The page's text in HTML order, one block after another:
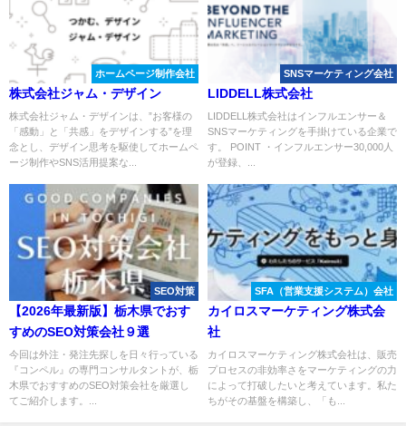
ホームページ制作会社
株式会社ジャム・デザイン
株式会社ジャム・デザインは、”お客様の
「感動」と「共感」をデザインする”を理
念とし、デザイン思考を駆使してホームペ
ージ制作やSNS活用提案な...
SNSマーケティング会社
LIDDELL株式会社
LIDDELL株式会社はインフルエンサー＆
SNSマーケティングを手掛けている企業で
す。 POINT ・インフルエンサー30,000人
が登録、...
SEO対策
【2026年最新版】栃木県でおす
すめのSEO対策会社９選
今回は外注・発注先探しを日々行っている
『コンペル』の専門コンサルタントが、栃
木県でおすすめのSEO対策会社を厳選し
てご紹介します。...
SFA（営業支援システム）会社
カイロスマーケティング株式会
社
カイロスマーケティング株式会社は、販売
プロセスの非効率さをマーケティングの⼒
によって打破したいと考えています。私た
ちがその基盤を構築し、「も...